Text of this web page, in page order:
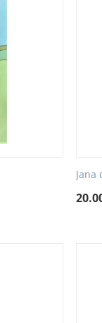
Jana